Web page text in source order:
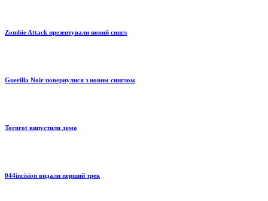
Zombie Attack презентували новий сингл
Guerilla Noir повернулися з новим синглом
Tornrot випустили демо
044incision видали перший трек